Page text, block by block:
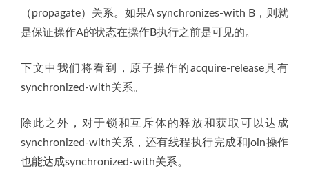
（propagate）关系。如果A synchronizes-with B，则就
是保证操作A的状态在操作B执行之前是可见的。
下文中我们将看到，原子操作的acquire-release具有
synchronized-with关系。
除此之外，对于锁和互斥体的释放和获取可以达成
synchronized-with关系，还有线程执行完成和join操作
也能达成synchronized-with关系。